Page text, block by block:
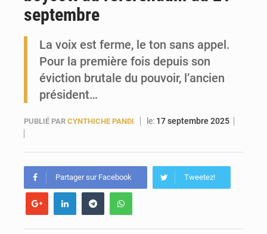
septembre
La voix est ferme, le ton sans appel.
Pour la première fois depuis son
éviction brutale du pouvoir, l’ancien
président…
PUBLIÉ PAR CYNTHICHE PANDI le: 17 septembre 2025
Partager sur Facebook Tweetez!